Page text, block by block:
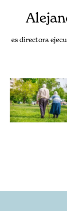
es directora